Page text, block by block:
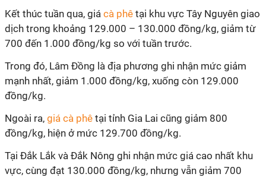
Kết thúc tuần qua, giá cà phê tại khu vực Tây Nguyên giao
dịch trong khoảng 129.000 – 130.000 đồng/kg, giảm từ
700 đến 1.000 đồng/kg so với tuần trước.
Trong đó, Lâm Đồng là địa phương ghi nhận mức giảm
mạnh nhất, giảm 1.000 đồng/kg, xuống còn 129.000
đồng/kg.
Ngoài ra, giá cà phê tại tỉnh Gia Lai cũng giảm 800
đồng/kg, hiện ở mức 129.700 đồng/kg.
Tại Đắk Lắk và Đắk Nông ghi nhận mức giá cao nhất khu
vực, cùng đạt 130.000 đồng/kg, nhưng vẫn giảm 700